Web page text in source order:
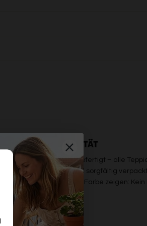
PREMIUM QUALITÄT
maschinell oder handgefertigt – alle
einzeln geprüft und sorgfältig
in Maß oder Farbe zeigen: Kein
der Stange.